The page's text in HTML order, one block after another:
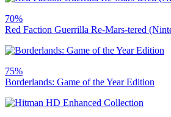
70%
Red Faction Guerrilla Re-Mars-tered
75%
Borderlands: Game of the Year Edition